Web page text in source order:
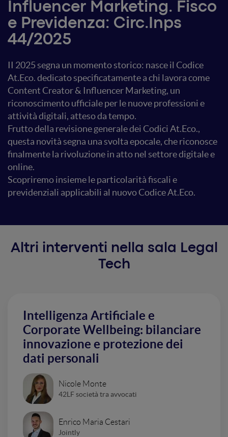
Influencer Marketing. Fisco
e Previdenza: Circ.Inps
44/2025
II 2025 segna un momento storico: nasce il Codice
At.Eco. dedicato specificatamente a chi lavora come
Content Creator & Influencer Marketing, un
riconoscimento ufficiale per le nuove professioni e
attività digitali, atteso da tempo.
Frutto della revisione generale dei Codici At.Eco.,
questa novità segna una svolta epocale, che riconosce
finalmente la rivoluzione in atto nel settore digitale e
online.
Scopriremo insieme le particolarità fiscali e
previdenziali applicabili al nuovo Codice At.Eco.
Altri interventi nella sala Legal
Tech
Intelligenza Artificiale e
Corporate Wellbeing: bilanciare
innovazione e protezione dei
dati personali
Nicole Monte
42LF società tra avvocati
Enrico Maria Cestari
Jointly